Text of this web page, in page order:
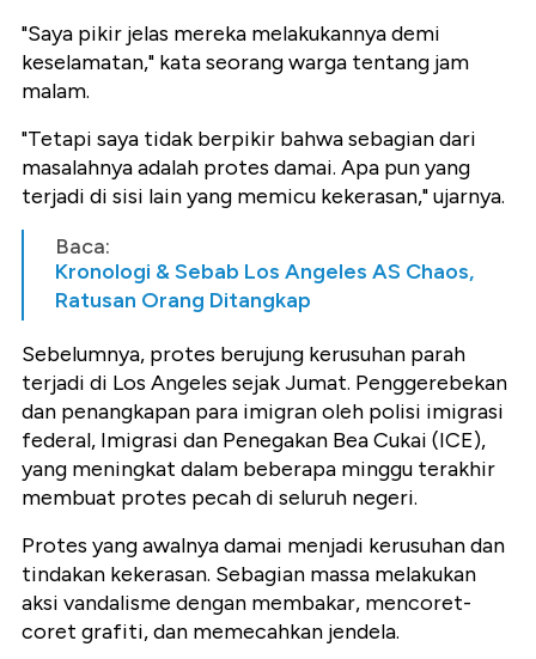
"Saya pikir jelas mereka melakukannya demi
keselamatan," kata seorang warga tentang jam
malam.
"Tetapi saya tidak berpikir bahwa sebagian dari
masalahnya adalah protes damai. Apa pun yang
terjadi di sisi lain yang memicu kekerasan," ujarnya.
Baca:
Kronologi & Sebab Los Angeles AS Chaos,
Ratusan Orang Ditangkap
Sebelumnya, protes berujung kerusuhan parah
terjadi di Los Angeles sejak Jumat. Penggerebekan
dan penangkapan para imigran oleh polisi imigrasi
federal, Imigrasi dan Penegakan Bea Cukai (ICE),
yang meningkat dalam beberapa minggu terakhir
membuat protes pecah di seluruh negeri.
Protes yang awalnya damai menjadi kerusuhan dan
tindakan kekerasan. Sebagian massa melakukan
aksi vandalisme dengan membakar, mencoret-
coret grafiti, dan memecahkan jendela.